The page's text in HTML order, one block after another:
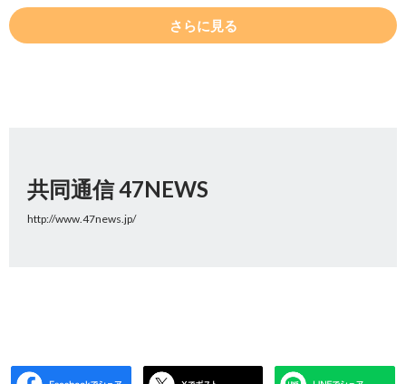
さらに見る
共同通信 47NEWS
http://www.47news.jp/